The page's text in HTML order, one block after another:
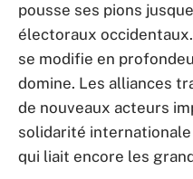
pousse ses pions
électoraux
se modifie en
domine. Les alliances
de nouveaux acteurs
solidarité internationale
qui liait encore les